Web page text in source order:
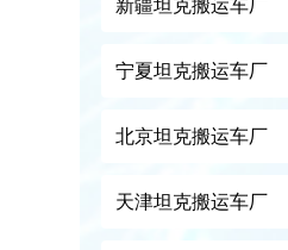
新疆坦克搬运车厂
宁夏坦克搬运车厂
北京坦克搬运车厂
天津坦克搬运车厂